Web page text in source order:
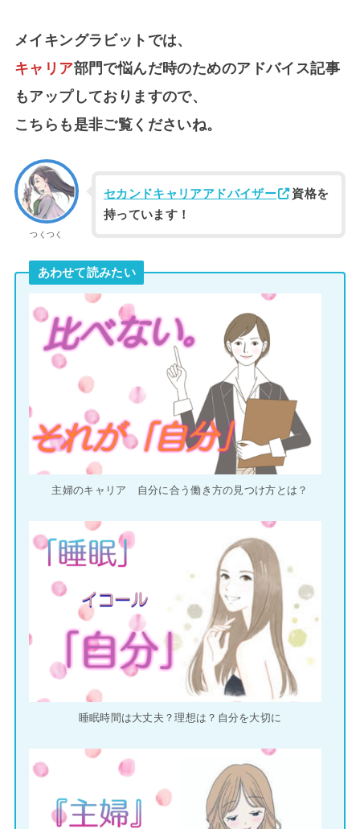
メイキングラビットでは、
キャリア部門で悩んだ時のためのアドバイス記事
もアップしておりますので、
こちらも是非ご覧くださいね。
つくつく
セカンドキャリアアドバイザー
資格を
持っています！
あわせて読みたい
主婦のキャリア 自分に合う働き方の見つけ方とは？
睡眠時間は大丈夫？理想は？自分を大切に